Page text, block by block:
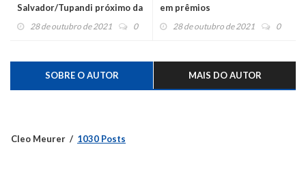
Salvador/Tupandi próximo da
conclusão
28 de outubro de 2021 0
em prêmios
28 de outubro de 2021 0
SOBRE O AUTOR MAIS DO AUTOR
Cleo Meurer 1030 Posts